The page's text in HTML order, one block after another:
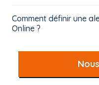
Comment définir une
Online ?